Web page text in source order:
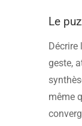
Le
Décrire
geste,
même